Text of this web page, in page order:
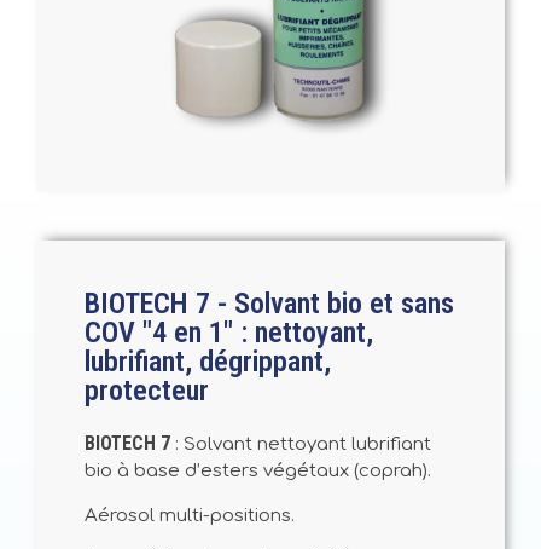
BIOTECH 7 - Solvant bio et sans
COV "4 en 1" : nettoyant,
lubrifiant, dégrippant,
protecteur
BIOTECH 7 : Solvant nettoyant lubrifiant
bio à base d’esters végétaux (coprah).
Aérosol multi-positions.